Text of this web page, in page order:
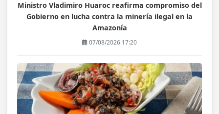
Ministro Vladimiro Huaroc reafirma compromiso del
Gobierno en lucha contra la minería ilegal en la
Amazonía
07/08/2026 17:20